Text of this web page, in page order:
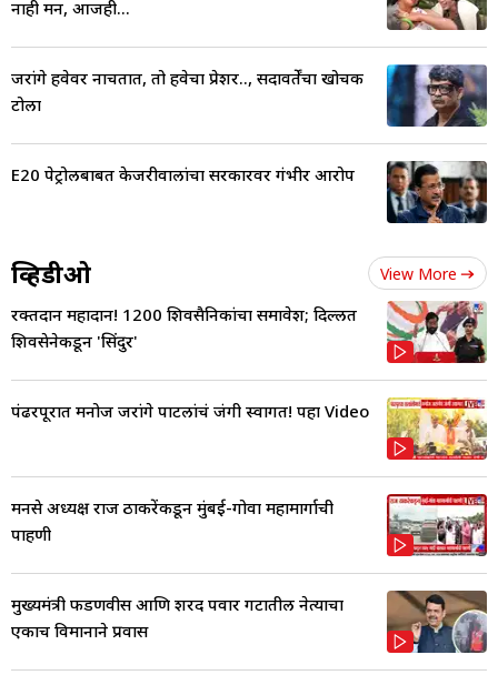
नाही मन, आजही...
जरांगे हवेवर नाचतात, तो हवेचा प्रेशर.., सदावर्तेंचा खोचक
टोला
E20 पेट्रोलबाबत केजरीवालांचा सरकारवर गंभीर आरोप
व्हिडीओ View More
रक्तदान महादान! 1200 शिवसैनिकांचा समावेश; दिल्लीत
शिवसेनेकडून 'सिंदुर'
पंढरपूरात मनोज जरांगे पाटलांचं जंगी स्वागत! पहा Video
मनसे अध्यक्ष राज ठाकरेंकडून मुंबई-गोवा महामार्गाची
पाहणी
मुख्यमंत्री फडणवीस आणि शरद पवार गटातील नेत्याचा
एकाच विमानाने प्रवास